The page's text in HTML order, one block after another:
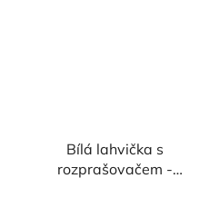
Bílá lahvička s
rozprašovačem -